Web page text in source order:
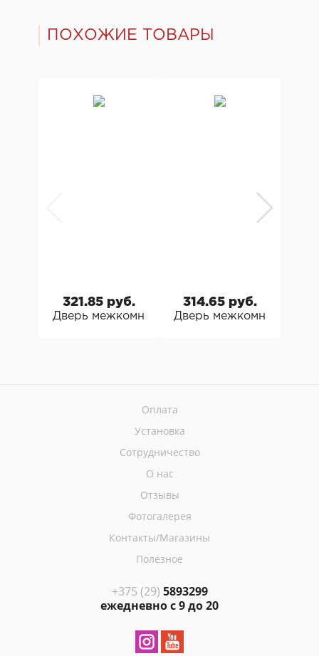
ПОХОЖИЕ ТОВАРЫ
321.85 руб.
Дверь межкомнатная ОКА Сосна Феррара
314.65 руб.
Дверь межкомнатная
Оплата
Установка
Сотрудничество
О нас
Отзывы
Фотогалерея
Контакты/Магазины
Полезное
+375 (29) 5893299
ежедневно с 9 до 20